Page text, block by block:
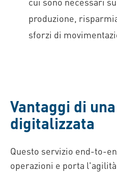
produzione,
sforzi di
Vantaggi di
digitalizzata
Questo servizio end-to-
operazioni e porta